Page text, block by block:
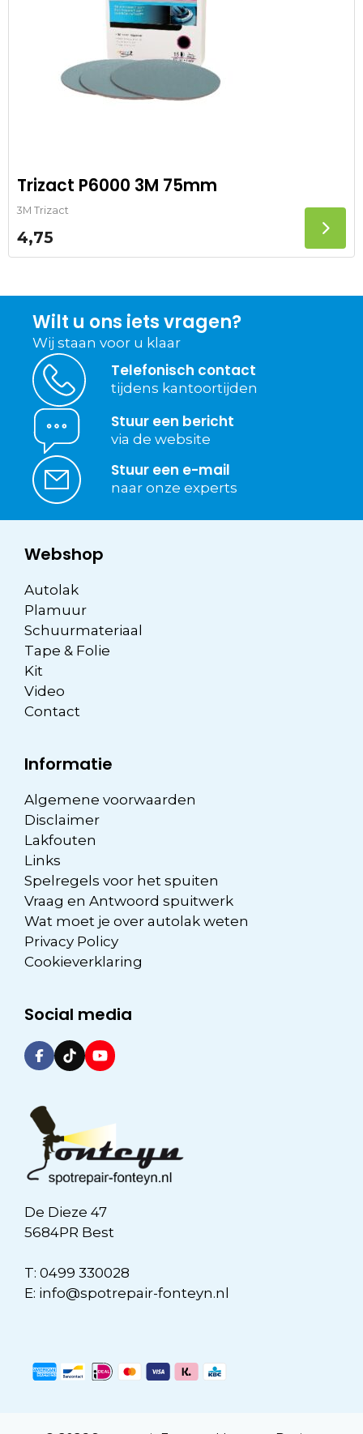
Trizact P6000 3M 75mm
3M Trizact
4,75
Wilt u ons iets vragen?
Wij staan voor u klaar
Telefonisch contact
tijdens kantoortijden
Stuur een bericht
via de website
Stuur een e-mail
naar onze experts
Webshop
Autolak
Plamuur
Schuurmateriaal
Tape & Folie
Kit
Video
Contact
Informatie
Algemene voorwaarden
Disclaimer
Lakfouten
Links
Spelregels voor het spuiten
Vraag en Antwoord spuitwerk
Wat moet je over autolak weten
Privacy Policy
Cookieverklaring
Social media
De Dieze 47
5684PR Best
T: 0499 330028
E: info@spotrepair-fonteyn.nl